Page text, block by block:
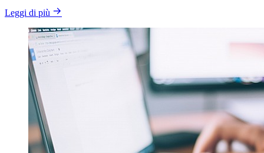
Leggi di più